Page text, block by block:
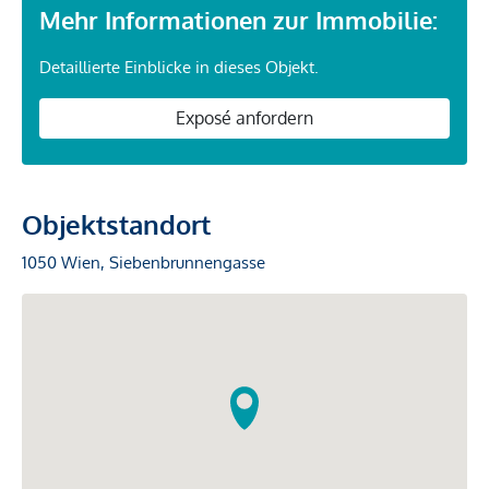
Mehr Informationen zur Immobilie:
Detaillierte Einblicke in dieses Objekt.
Exposé anfordern
Objektstandort
1050 Wien, Siebenbrunnengasse